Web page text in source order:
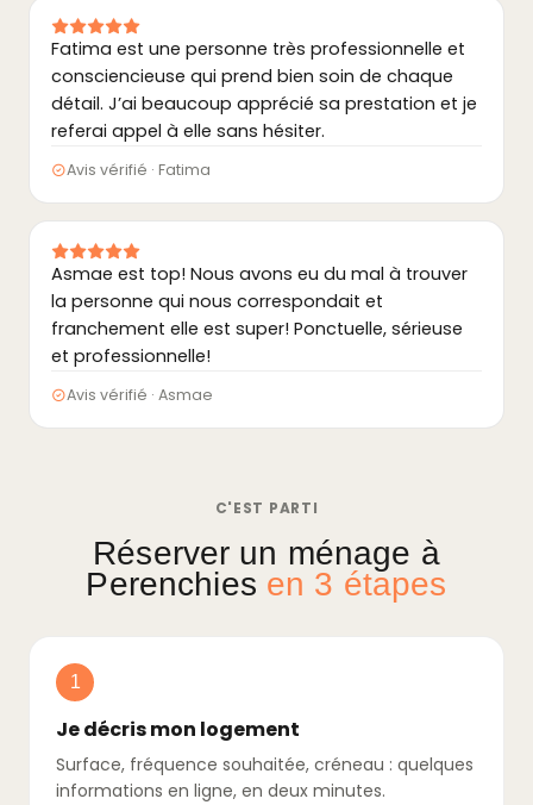
Fatima est une personne très professionnelle et
consciencieuse qui prend bien soin de chaque
détail. J’ai beaucoup apprécié sa prestation et je
referai appel à elle sans hésiter.
Avis vérifié · Fatima
Asmae est top! Nous avons eu du mal à trouver
la personne qui nous correspondait et
franchement elle est super! Ponctuelle, sérieuse
et professionnelle!
Avis vérifié · Asmae
C'EST PARTI
Réserver un ménage à
Perenchies en 3 étapes
1
Je décris mon logement
Surface, fréquence souhaitée, créneau : quelques
informations en ligne, en deux minutes.